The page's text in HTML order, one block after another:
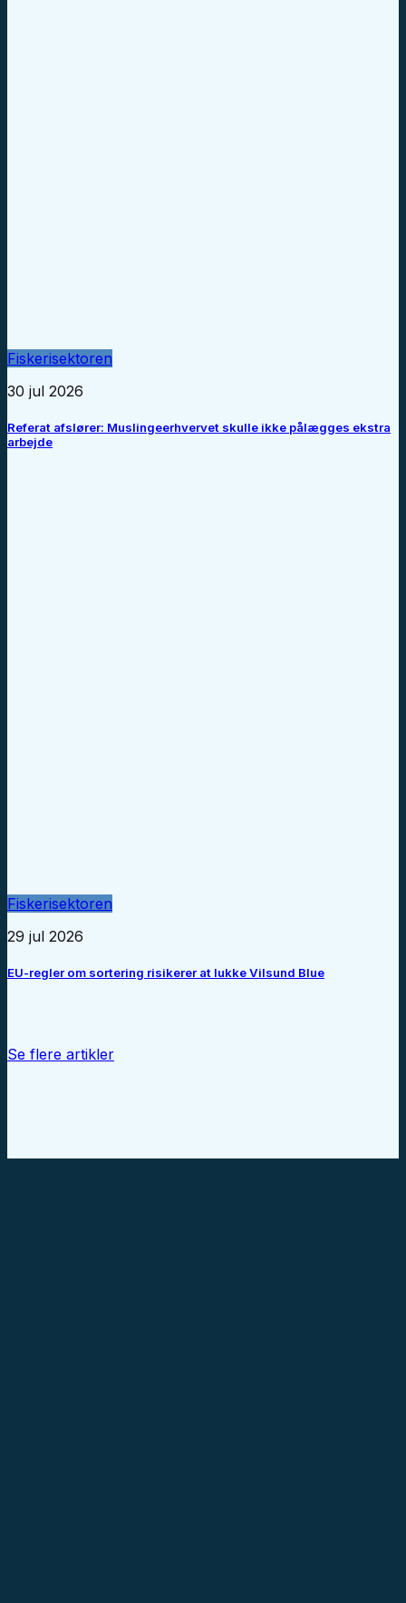
Fiskerisektoren
30 jul 2026
Referat afslører: Muslingeerhvervet skulle ikke pålægges ekstra
arbejde
Fiskerisektoren
29 jul 2026
EU-regler om sortering risikerer at lukke Vilsund Blue
Se flere artikler